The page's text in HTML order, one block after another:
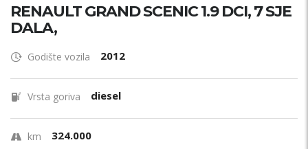
RENAULT GRAND SCENIC 1.9 DCI, 7 SJE
DALA,
Godište vozila 2012
Vrsta goriva diesel
km 324.000